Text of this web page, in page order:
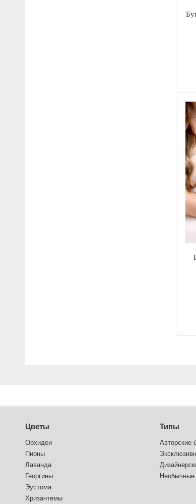
Цветы
Орхидеи
Пионы
Лаванда
Георгины
Эустома
Хризантемы
Типы
Авторские
Необычные